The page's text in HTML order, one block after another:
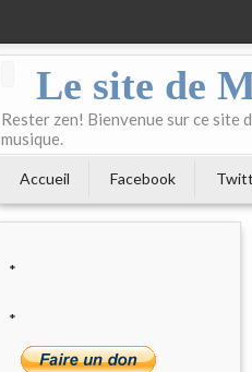
Le site de
Rester zen! Bienvenue sur ce site
musique.
Accueil Facebook
*
*